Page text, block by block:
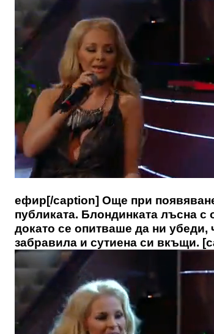
ефир[/caption] Още при
публиката. Блондинката лъсна с
докато се опитваше да ни
забравила и сутиена си вкъщи.